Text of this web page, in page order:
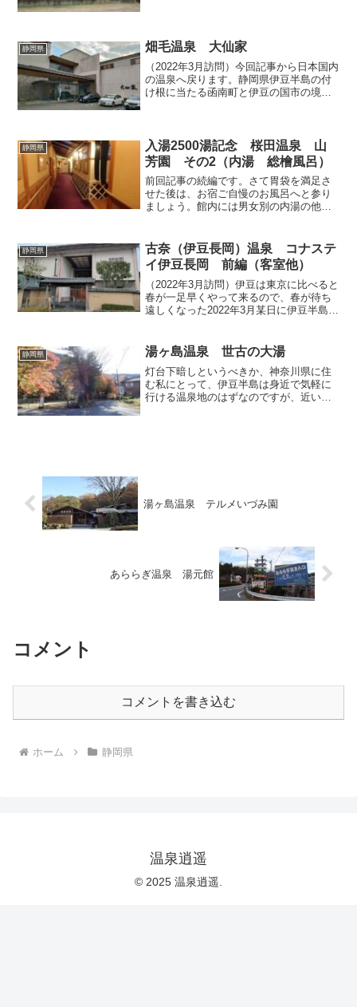
にくい場所にひっそりと建...
静岡県 畑毛温泉 大仙家
（2022年3月訪問）今回記事から日本国内
の温泉へ戻ります。静岡県伊豆半島の付
け根に当たる函南町と伊豆の国市の境界
も規模の大きな...
静岡県
入湯2500湯記念 桜田温泉 山
芳園 その2（内湯 総檜風呂）
前回記事の続編です。さて胃袋を満足さ
せた後は、お宿ご自慢のお風呂へと参り
ましょう。館内には男女別の内湯の他、
あるのですが、最後の客室付帯のお風呂
は部屋数が限られており、今...
静岡県
古奈（伊豆長岡）温泉 コナステ
イ伊豆長岡 前編（客室他）
（2022年3月訪問）伊豆は東京に比べると
春が一足早くやって来るので、春が待ち
遠しくなった2022年3月某日に伊豆半島へ
た。伊豆長岡と表現すると地理的な文言
に厳しい方から...
静岡県 湯ヶ島温泉 世古の大湯
灯台下暗しというべきか、神奈川県に住
む私にとって、伊豆半島は身近で気軽に
行ける温泉地のはずなのですが、近いか
湯ヶ島温泉 テルメいづみ園
あららぎ温泉 湯元館
コメント
コメントを書き込む
ホーム 静岡県
温泉逍遥
© 2025 温泉逍遥.